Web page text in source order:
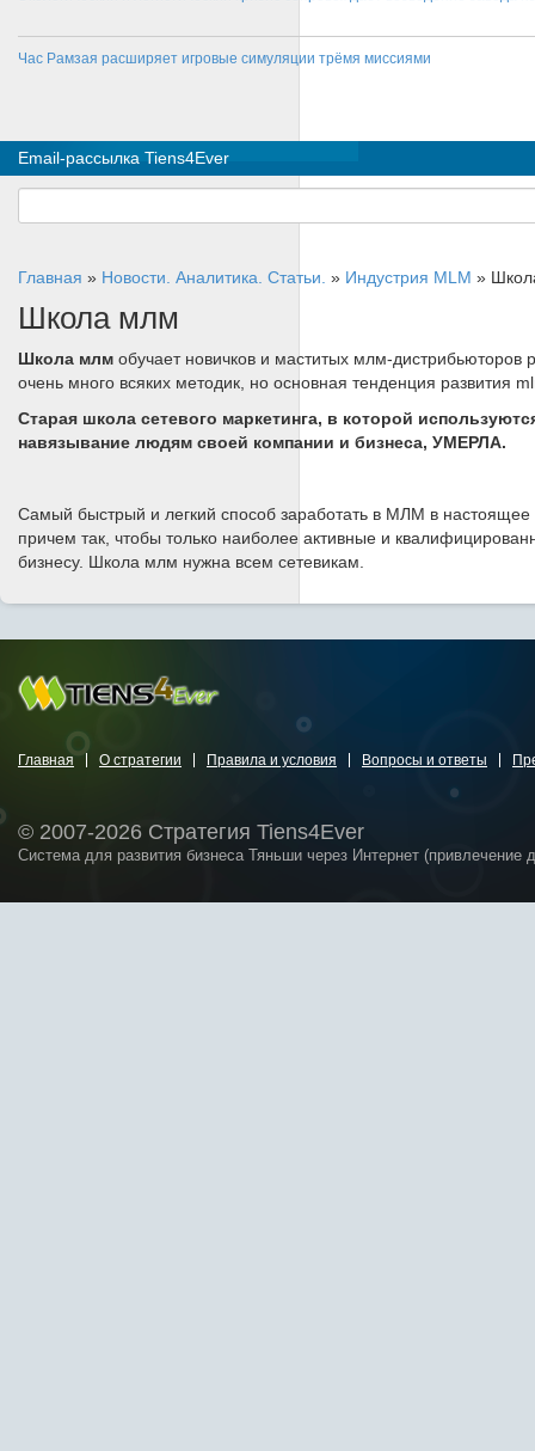
Час Рамзая расширяет игровые симуляции трёмя миссиями
Email-рассылка Tiens4Ever
Главная » Новости. Аналитика. Статьи. » Индустрия MLM »
Школа млм
Школа млм обучает новичков и маститых млм-дистрибьюторов
очень много всяких методик, но основная тенденция развития
Старая школа сетевого маркетинга, в которой
навязывание людям своей компании и бизнеса, УМЕРЛА.
Самый быстрый и легкий способ заработать в МЛМ в настоящее
причем так, чтобы только наиболее активные и
бизнесу. Школа млм нужна всем сетевикам.
Главная О стратегии Правила и условия Вопросы и ответы
© 2007-2026 Стратегия Tiens4Ever
Система для развития бизнеса Тяньши через Интернет (привлечение